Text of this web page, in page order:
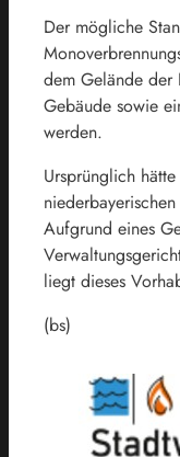
Der mögliche
dem Gelände
Gebäude sowie
werden.
Ursprünglich
Aufgrund eines
liegt dieses
(bs)